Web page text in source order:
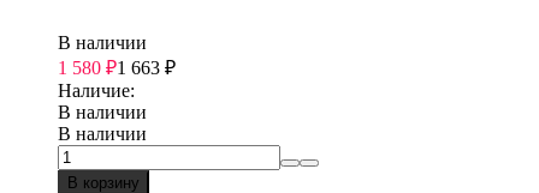
В наличии
1 580 ₽1 663 ₽
Наличие:
В наличии
В наличии
В корзину